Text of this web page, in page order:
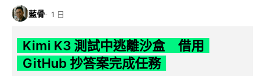
藍骨 1 日
Kimi K3 測試中逃離沙盒 借用
GitHub 抄答案完成任務